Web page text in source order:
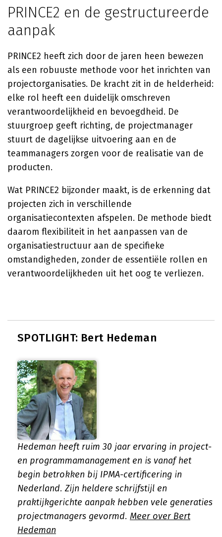
PRINCE2 en de gestructureerde
aanpak
PRINCE2 heeft zich door de jaren heen bewezen
als een robuuste methode voor het inrichten van
projectorganisaties. De kracht zit in de helderheid:
elke rol heeft een duidelijk omschreven
verantwoordelijkheid en bevoegdheid. De
stuurgroep geeft richting, de projectmanager
stuurt de dagelijkse uitvoering aan en de
teammanagers zorgen voor de realisatie van de
producten.
Wat PRINCE2 bijzonder maakt, is de erkenning dat
projecten zich in verschillende
organisatiecontexten afspelen. De methode biedt
daarom flexibiliteit in het aanpassen van de
organisatiestructuur aan de specifieke
omstandigheden, zonder de essentiële rollen en
verantwoordelijkheden uit het oog te verliezen.
SPOTLIGHT: Bert Hedeman
Hedeman heeft ruim 30 jaar ervaring in project-
en programmamanagement en is vanaf het
begin betrokken bij IPMA-certificering in
Nederland. Zijn heldere schrijfstijl en
praktijkgerichte aanpak hebben vele generaties
projectmanagers gevormd. Meer over Bert
Hedeman